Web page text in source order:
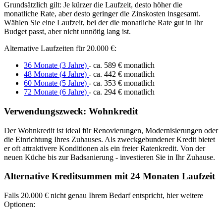
Grundsätzlich gilt: Je kürzer die Laufzeit, desto höher die
monatliche Rate, aber desto geringer die Zinskosten insgesamt.
Wählen Sie eine Laufzeit, bei der die monatliche Rate gut in Ihr
Budget passt, aber nicht unnötig lang ist.
Alternative Laufzeiten für 20.000 €:
36 Monate (3 Jahre) - ca. 589 € monatlich
48 Monate (4 Jahre) - ca. 442 € monatlich
60 Monate (5 Jahre) - ca. 353 € monatlich
72 Monate (6 Jahre) - ca. 294 € monatlich
Verwendungszweck: Wohnkredit
Der Wohnkredit ist ideal für Renovierungen, Modernisierungen oder
die Einrichtung Ihres Zuhauses. Als zweckgebundener Kredit bietet
er oft attraktivere Konditionen als ein freier Ratenkredit. Von der
neuen Küche bis zur Badsanierung - investieren Sie in Ihr Zuhause.
Alternative Kreditsummen mit 24 Monaten Laufzeit
Falls 20.000 € nicht genau Ihrem Bedarf entspricht, hier weitere
Optionen: